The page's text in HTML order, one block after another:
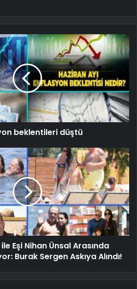
beklentileri düştü
Eşi Nihan Ünsal Arasında
Burak Sergen Askıya Alındı!